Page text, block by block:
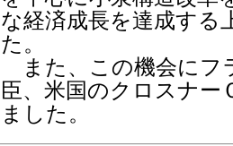
な経済成長を達成する
た。
また、この機会にフ
臣、米国のクロスナー
ました。